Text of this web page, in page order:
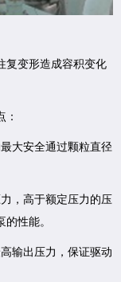
复变形造成容积变化
大安全通过颗粒直径
，高于额定压力的压
性能。
输出压力，保证驱动